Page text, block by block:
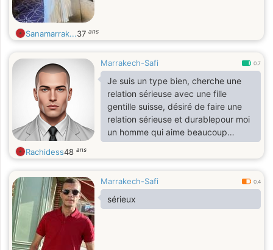
Sanamarrak...37 ans
Marrakech-Safi 0.7
Je suis un type bien, cherche une
relation sérieuse avec une fille
gentille suisse, désiré de faire une
relation sérieuse et durablepour moi
un homme qui aime beaucoup
partage plein de chose avec l'âme
soeur
Rachidess48 ans
Marrakech-Safi 0.4
sérieux